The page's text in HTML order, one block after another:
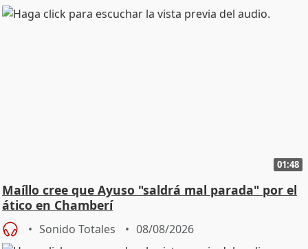
01:48
Maíllo cree que Ayuso "saldrá mal parada" por el
ático en Chamberí
Sonido Totales 08/08/2026